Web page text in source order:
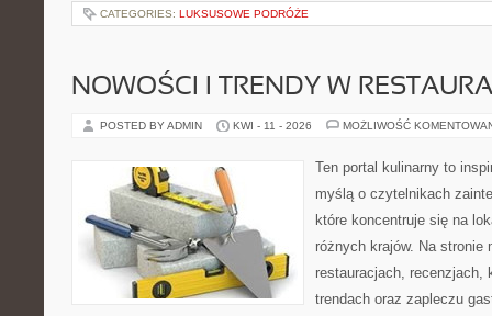
CATEGORIES: LUKSUSOWE PODRÓŻE
NOWOŚCI I TRENDY W
POSTED BY ADMIN KWI - 11 - 2026 MOŻLIWOŚĆ
Ten portal kulinarny to
myślą o czytelnikach
które koncentruje się na
różnych krajów. Na stronie
restauracjach, recenzjach,
trendach oraz zapleczu